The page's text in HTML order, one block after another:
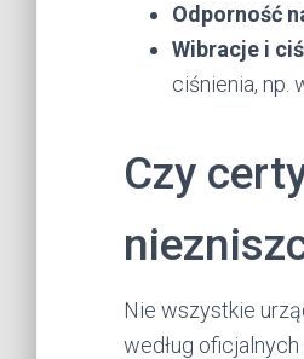
Odporność
Wibracje i
ciśnienia, np.
Czy
Nie wszystkie
według